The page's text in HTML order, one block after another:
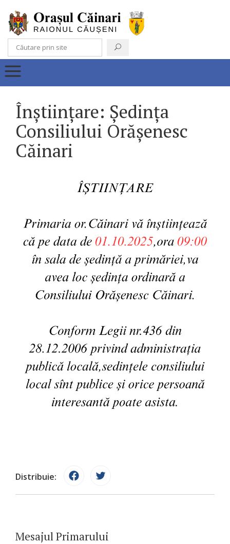
Înștiințare: Ședința
Consiliului Orășenesc
Căinari
Distribuie:
Mesajul Primarului